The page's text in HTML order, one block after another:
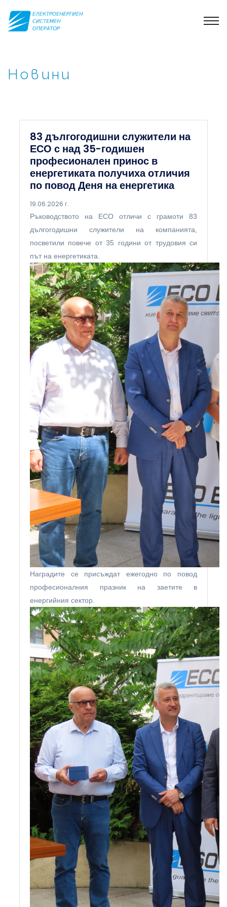
Новини
83 дългогодишни служители на
ЕСО с над 35-годишен
професионален принос в
енергетиката получиха отличия
по повод Деня на енергетика
19.06.2026 г.
Ръководството на ЕСО отличи с грамоти 83
дългогодишни служители на компанията,
посветили повече от 35 години от трудовия си
път на енергетиката.
Наградите се присъждат ежегодно по повод
професионалния празник на заетите в
енергийния сектор.